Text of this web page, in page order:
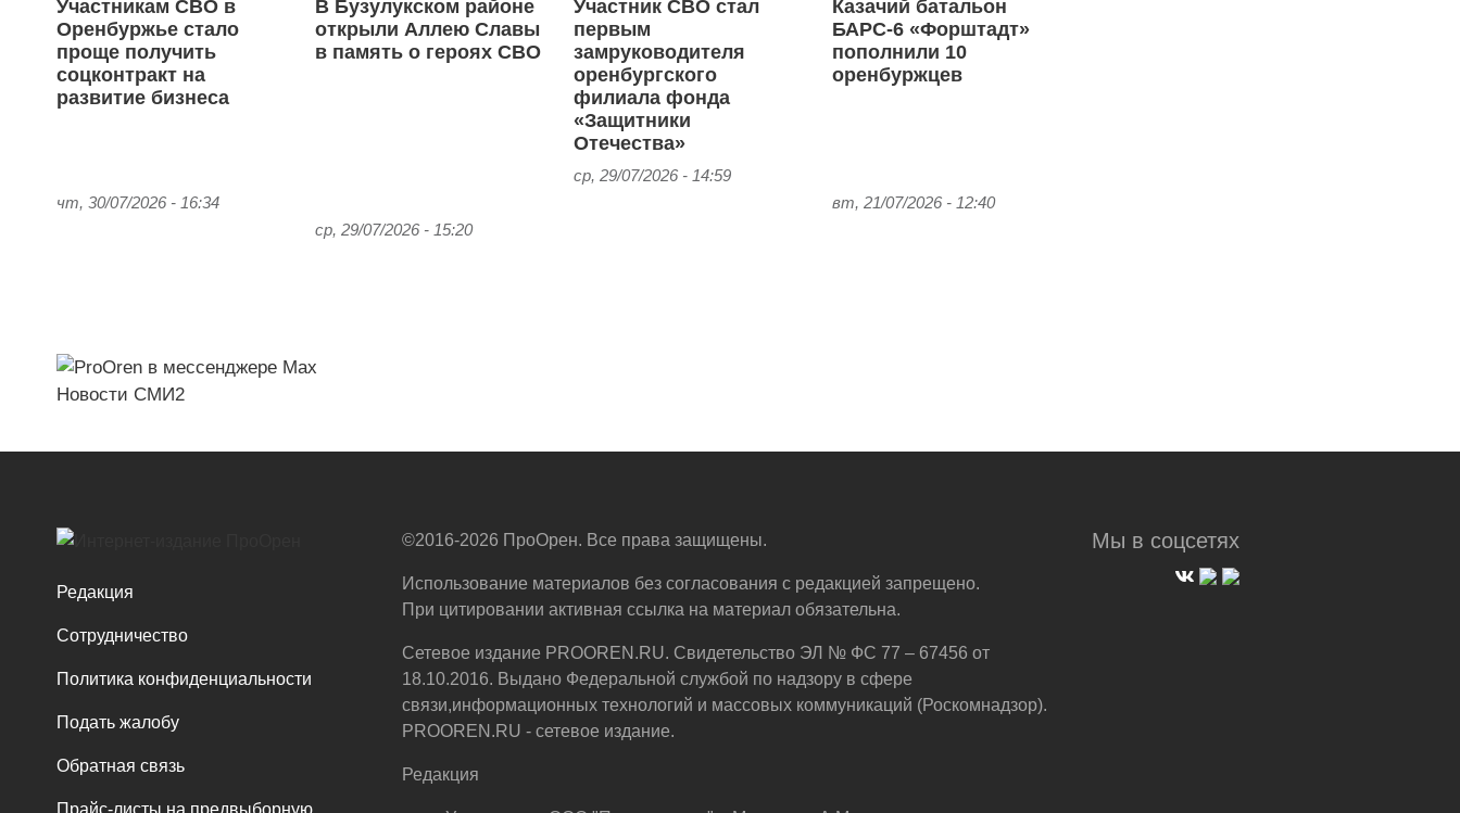
Участникам СВО в
Оренбуржье стало
проще получить
соцконтракт на
развитие бизнеса
чт, 30/07/2026 - 16:34
В Бузулукском районе
открыли Аллею Славы
в память о героях СВО
ср, 29/07/2026 - 15:20
Участник СВО стал
первым
замруководителя
оренбургского
филиала фонда
«Защитники
Отечества»
ср, 29/07/2026 - 14:59
Казачий батальон
БАРС-6 «Форштадт»
пополнили 10
оренбуржцев
вт, 21/07/2026 - 12:40
Новости СМИ2
Редакция
Сотрудничество
Политика конфиденциальности
Подать жалобу
Обратная связь
Прайс-листы на предвыборную
Мы в соцсетях
©2016-2026 ПроОрен. Все права защищены.
Использование материалов без согласования с редакцией запрещено.
При цитировании активная ссылка на материал обязательна.
Сетевое издание PROOREN.RU. Свидетельство ЭЛ № ФС 77 – 67456 от
18.10.2016. Выдано Федеральной службой по надзору в сфере
связи,информационных технологий и массовых коммуникаций (Роскомнадзор).
PROOREN.RU - сетевое издание.
Редакция